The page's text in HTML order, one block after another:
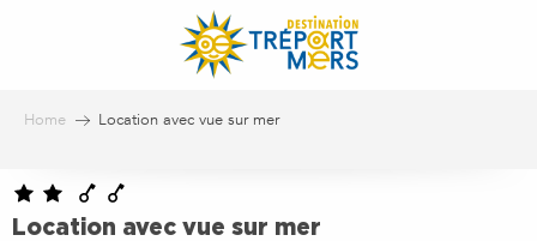
Home Location avec vue sur mer
Location avec vue sur mer